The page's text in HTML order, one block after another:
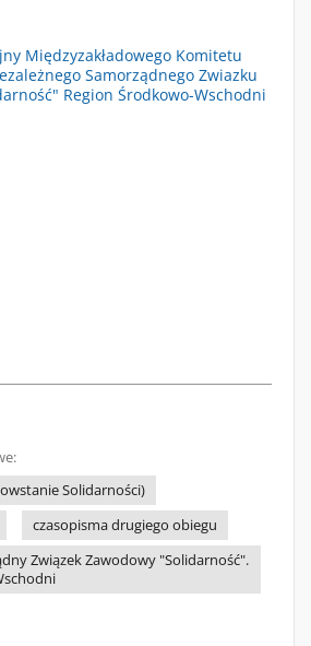
Międzyzakładowego Komitetu
Samorządnego Zwiazku
Region Środkowo-Wschodni
Solidarności)
czasopisma drugiego obiegu
Związek Zawodowy "Solidarność".